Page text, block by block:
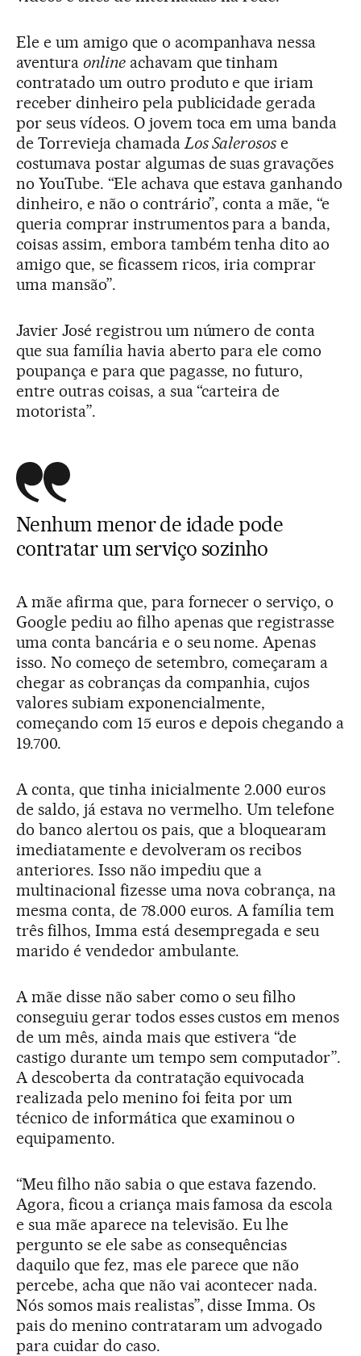
Ele e um amigo que o acompanhava nessa
aventura onlineachavam que tinham
contratado um outro produto e que iriam
receber dinheiro pela publicidade gerada
por seus vídeos. O jovem toca em uma banda
de Torrevieja chamadaLos Salerosos e
costumava postar algumas de suas gravações
no YouTube. “Ele achava que estava ganhando
dinheiro, e não o contrário”, conta a mãe, “e
queria comprar instrumentos para a banda,
coisas assim, embora também tenha dito ao
amigo que, se ficassem ricos, iria comprar
uma mansão”.
Javier José registrou um número de conta
que sua família havia aberto para ele como
poupança e para que pagasse, no futuro,
entre outras coisas, a sua “carteira de
motorista”.
Nenhum menor de idade pode
contratar um serviço sozinho
A mãe afirma que, para fornecer o serviço, o
Google pediu ao filho apenas que registrasse
uma conta bancária e o seu nome. Apenas
isso. No começo de setembro, começaram a
chegar as cobranças da companhia, cujos
valores subiam exponencialmente,
começando com 15 euros e depois chegando a
19.700.
A conta, que tinha inicialmente 2.000 euros
de saldo, já estava no vermelho. Um telefone
do banco alertou os pais, que a bloquearam
imediatamente e devolveram os recibos
anteriores. Isso não impediu que a
multinacional fizesse uma nova cobrança, na
mesma conta, de 78.000 euros. A família tem
três filhos, Imma está desempregada e seu
marido é vendedor ambulante.
A mãe disse não saber como o seu filho
conseguiu gerar todos esses custos em menos
de um mês, ainda mais que estivera “de
castigo durante um tempo sem computador”.
A descoberta da contratação equivocada
realizada pelo menino foi feita por um
técnico de informática que examinou o
equipamento.
“Meu filho não sabia o que estava fazendo.
Agora, ficou a criança mais famosa da escola
e sua mãe aparece na televisão. Eu lhe
pergunto se ele sabe as consequências
daquilo que fez, mas ele parece que não
percebe, acha que não vai acontecer nada.
Nós somos mais realistas”, disse Imma. Os
pais do menino contrataram um advogado
para cuidar do caso.